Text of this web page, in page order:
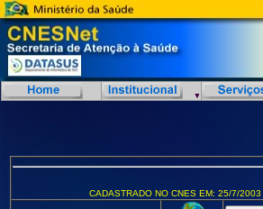
CADASTRADO NO CNES EM: 25/7/2003